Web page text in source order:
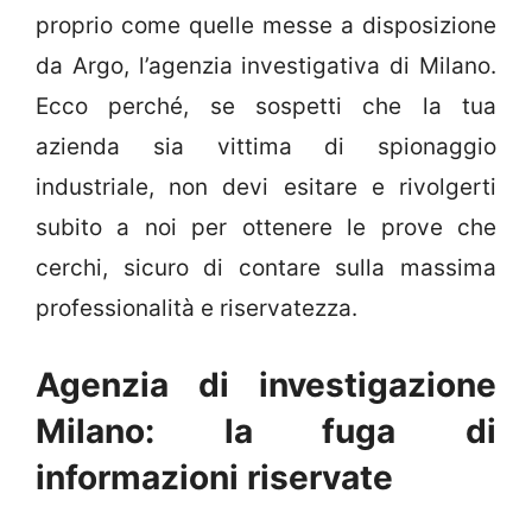
proprio come quelle messe a disposizione
da Argo, l’agenzia investigativa di Milano.
Ecco perché, se sospetti che la tua
azienda sia vittima di spionaggio
industriale, non devi esitare e rivolgerti
subito a noi per ottenere le prove che
cerchi, sicuro di contare sulla massima
professionalità e riservatezza.
Agenzia di investigazione
Milano: la fuga di
informazioni riservate